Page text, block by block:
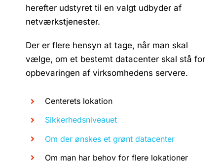
herefter udstyret til en valgt udbyder af
netværkstjenester.
Der er flere hensyn at tage, når man skal
vælge, om et bestemt datacenter skal stå for
opbevaringen af virksomhedens servere.
Centerets lokation
Sikkerhedsniveauet
Om der ønskes et grønt datacenter
Om man har behov for flere lokationer